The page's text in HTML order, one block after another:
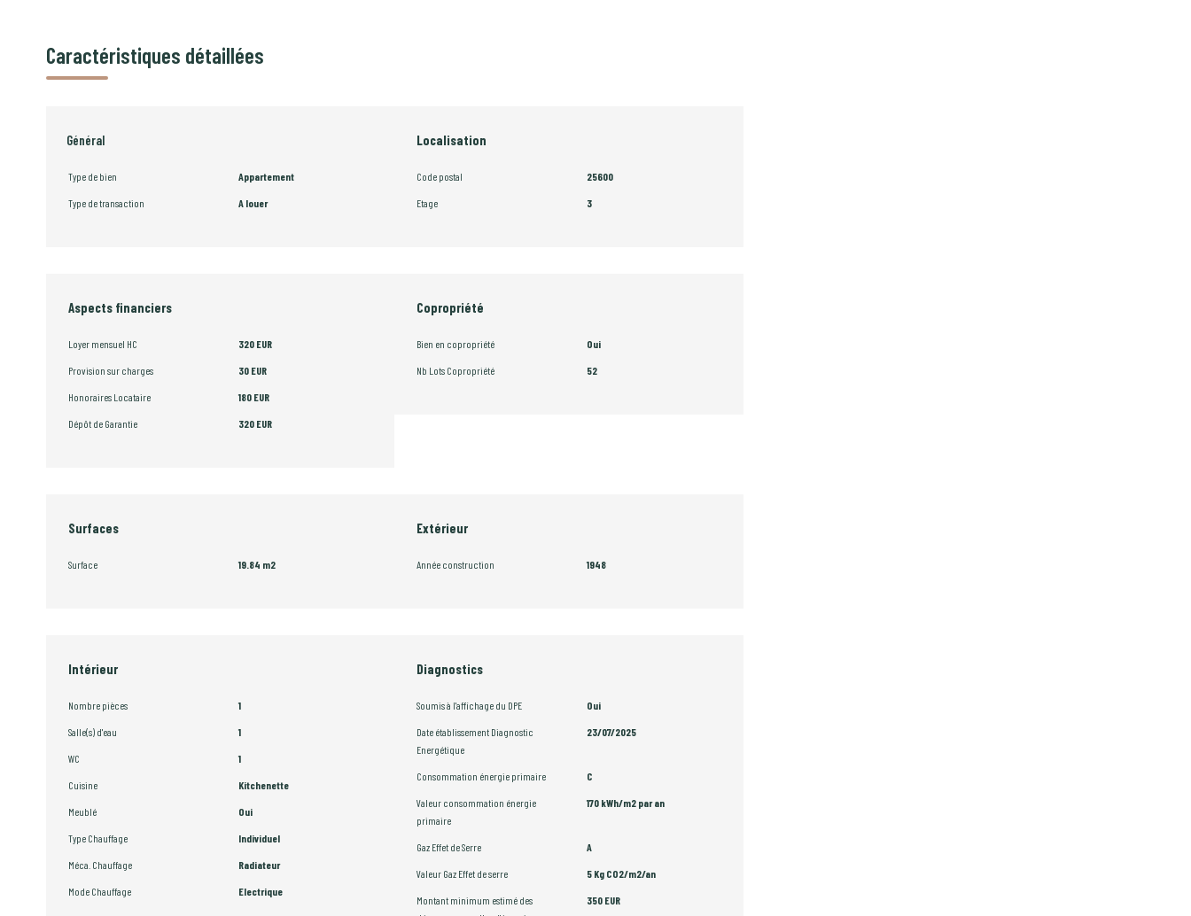
Caractéristiques détaillées
Général
Type de bien Appartement
Type de transaction A louer
Localisation
Code postal 25600
Etage 3
Aspects financiers
Loyer mensuel HC 320 EUR
Provision sur charges 30 EUR
Honoraires Locataire 180 EUR
Dépôt de Garantie 320 EUR
Copropriété
Bien en copropriété Oui
Nb Lots Copropriété 52
Surfaces
Surface 19.84 m2
Extérieur
Année construction 1948
Intérieur
Nombre pièces 1
Salle(s) d'eau 1
WC 1
Cuisine Kitchenette
Meublé Oui
Type Chauffage Individuel
Méca. Chauffage Radiateur
Mode Chauffage Electrique
Diagnostics
Soumis à l'affichage du DPE Oui
Date établissement Diagnostic
Energétique
23/07/2025
Consommation énergie primaire C
Valeur consommation énergie
primaire
170 kWh/m2 par an
Gaz Effet de Serre A
Valeur Gaz Effet de serre 5 Kg CO2/m2/an
Montant minimum estimé des
350 EUR